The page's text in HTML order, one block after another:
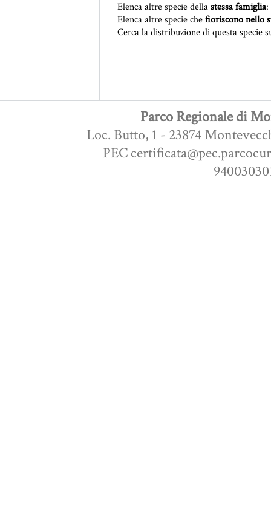
Elenca altre specie dellastessa famiglia:
Elenca altre specie chefioriscono nello
Cerca la distribuzione di questa specie
Parco Regionale di
Loc. Butto, 1 - 23874
PEC